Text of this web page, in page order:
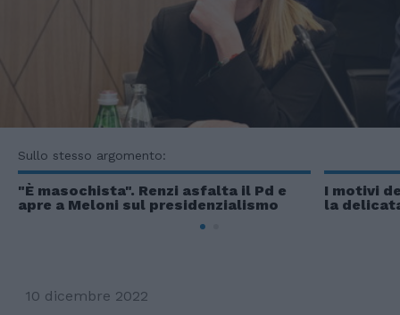
Sullo stesso argomento:
"È masochista". Renzi asfalta il Pd e
apre a Meloni sul presidenzialismo
I motivi
la
10 dicembre 2022